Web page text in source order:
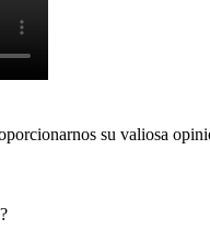
su valiosa